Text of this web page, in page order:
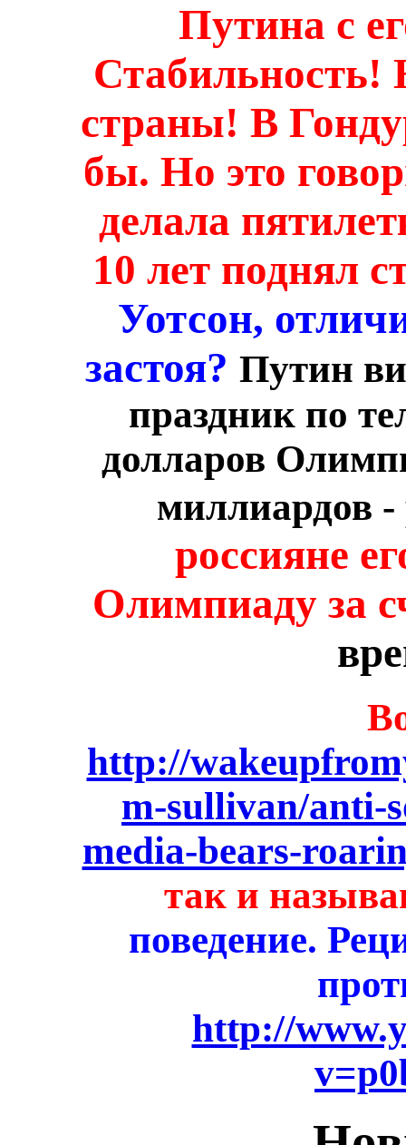
Путина с
Стабильность!
страны! В
бы. Но это
делала
10 лет поднял
Уотсон,
застоя? Путин
праздник по
долларов
миллиардов -
россияне
Олимпиаду за
http://
m-sullivan/anti-
media-bears-
так и
поведение.
http://